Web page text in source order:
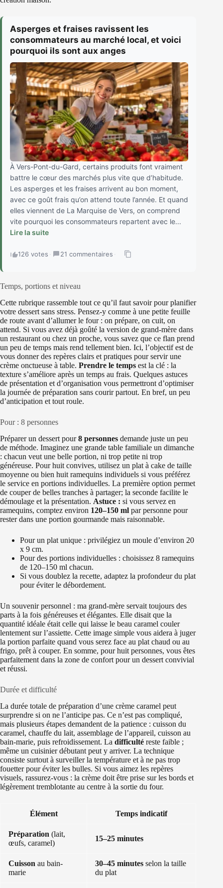
Asperges et fraises ravissent les
consommateurs au marché local, et voici
pourquoi ils sont aux anges
À Vers-Pont-du-Gard, certains produits font vraiment
battre le cœur des marchés plus vite que d’habitude.
Les asperges et les fraises arrivent au bon moment,
avec ce goût frais qu’on attend toute l’année. Et quand
elles viennent de La Marquise de Vers, on comprend
vite pourquoi les consommateurs repartent avec le...
Lire la suite
126 votes · 21 commentaires ·
Temps, portions et niveau
Cette rubrique rassemble tout ce qu’il faut savoir pour planifier
votre dessert sans stress. Pensez-y comme à une petite feuille
de route avant d’allumer le four : on prépare, on cuit, on
attend. Si vous avez déjà goûté la version de grand-mère dans
un restaurant ou chez un proche, vous savez que ce flan prend
un peu de temps mais rend tellement bien. Ici, l’objectif est de
vous donner des repères clairs et pratiques pour servir une
crème onctueuse à table. Prendre le temps est la clé : la
texture s’améliore après un temps au frais. Quelques astuces
de présentation et d’organisation vous permettront d’optimiser
la journée de préparation sans courir partout. En bref, un peu
d’anticipation et tout roule.
Pour : 8 personnes
Préparer un dessert pour8 personnes demande juste un peu
de méthode. Imaginez une grande table familiale un dimanche
: chacun veut une belle portion, ni trop petite ni trop
généreuse. Pour huit convives, utilisez un plat à cake de taille
moyenne ou bien huit ramequins individuels si vous préférez
le service en portions individuelles. La première option permet
de couper de belles tranches à partager; la seconde facilite le
démoulage et la présentation. Astuce : si vous servez en
ramequins, comptez environ 120–150 ml par personne pour
rester dans une portion gourmande mais raisonnable.
Pour un plat unique : privilégiez un moule d’environ 20
x 9 cm.
Pour des portions individuelles : choisissez 8 ramequins
de 120–150 ml chacun.
Si vous doublez la recette, adaptez la profondeur du plat
pour éviter le débordement.
Un souvenir personnel : ma grand-mère servait toujours des
parts à la fois généreuses et élégantes. Elle disait que la
quantité idéale était celle qui laisse le beau caramel couler
lentement sur l’assiette. Cette image simple vous aidera à juger
la portion parfaite quand vous serez face au plat chaud ou au
frigo, prêt à couper. En somme, pour huit personnes, vous êtes
parfaitement dans la zone de confort pour un dessert convivial
et réussi.
Durée et difficulté
La durée totale de préparation d’une crème caramel peut
surprendre si on ne l’anticipe pas. Ce n’est pas compliqué,
mais plusieurs étapes demandent de la patience : cuisson du
caramel, chauffe du lait, assemblage de l’appareil, cuisson au
bain-marie, puis refroidissement. La difficulté reste faible ;
même un cuisinier débutant peut y arriver. La technique
consiste surtout à surveiller la température et à ne pas trop
fouetter pour éviter les bulles. Si vous aimez les repères
visuels, rassurez-vous : la crème doit être prise sur les bords et
légèrement tremblotante au centre à la sortie du four.
Élément Temps indicatif
Préparation (lait,
œufs, caramel)
15–25 minutes
Cuisson au bain-
marie
30–45 minutes selon la taille
du plat